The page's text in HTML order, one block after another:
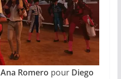
Ana Romero pour Diego